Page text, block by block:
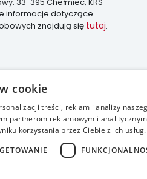
informacje dotyczące
znajdują się tutaj.
cookie
treści, reklam i analizy
partnerom reklamowym i
korzystania przez Ciebie z ich usług.